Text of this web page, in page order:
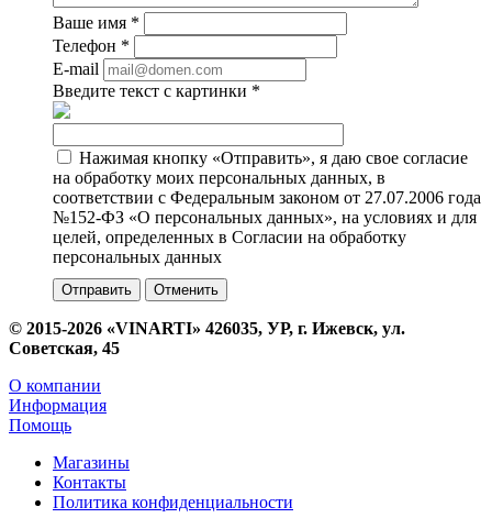
Ваше имя *
Телефон *
E-mail
Введите текст с картинки *
Нажимая кнопку «Отправить», я даю свое согласие
на обработку моих персональных данных, в
соответствии с Федеральным законом от 27.07.2006 года
№152-ФЗ «О персональных данных», на условиях и для
целей, определенных в Согласии на обработку
персональных данных
Отменить
© 2015-2026 «VINARTI» 426035, УР, г. Ижевск, ул.
Советская, 45
О компании
Информация
Помощь
Магазины
Контакты
Политика конфиденциальности